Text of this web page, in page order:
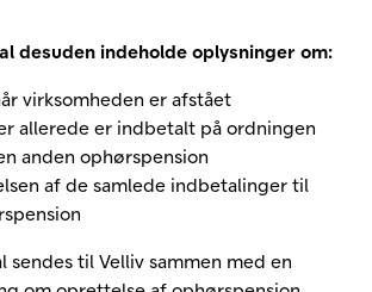
desuden indeholde oplysninger om:
virksomheden er afstået
allerede er indbetalt på ordningen
anden ophørspension
af de samlede indbetalinger til
sendes til Velliv sammen med en